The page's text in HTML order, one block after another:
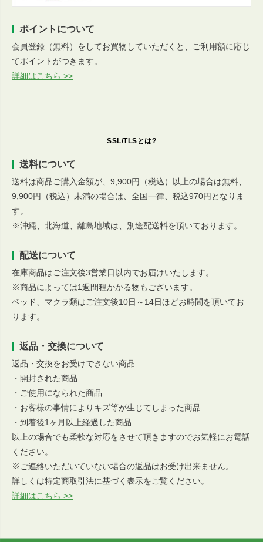
ポイントについて
会員登録（無料）をしてお買物していただくと、ご利用額に応じ
てポイントがつきます。
詳細はこちら >>
SSL/TLSとは?
送料について
送料は商品ご購入金額が、9,900円（税込）以上の場合は無料、
9,900円（税込）未満の場合は、全国一律、税込970円となりま
す。
※沖縄、北海道、離島地域は、別途配送料を頂いております。
配送について
在庫商品はご注文後3営業日以内でお届けいたします。
※商品によっては1週間程かかる物もございます。
ベッド、マクラ類はご注文後10日～14日ほどお時間を頂いてお
ります。
返品・交換について
返品・交換をお受けできない商品
・開封された商品
・ご使用になられた商品
・お客様の事情によりキズ等が生じてしまった商品
・到着後1ヶ月以上経過した商品
以上の場合でも柔軟な対応をさせて頂きますのでお気軽にお電話
ください。
※ご連絡いただいていない場合の返品はお受け出来ません。
詳しくは特定商取引法に基づく表示をご覧ください。
詳細はこちら >>